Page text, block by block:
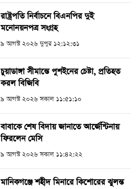
রাষ্ট্রপতি নির্বাচনে বিএনপির দুই
মনোনয়নপত্র সংগ্রহ
৯ আগস্ট ২০২৬ দুপুর ১২:১২:৩১
চুয়াডাঙ্গা সীমান্তে পুশইনের চেষ্টা, প্রতিহত
করল বিজিবি
৯ আগস্ট ২০২৬ সকাল ১১:৫১:১০
বাবাকে শেষ বিদায় জানাতে আর্জেন্টিনায়
ফিরলেন মেসি
৯ আগস্ট ২০২৬ সকাল ১১:৪২:২২
মানিকগঞ্জে শহীদ মিনারে কিশোরের ঝুলন্ত